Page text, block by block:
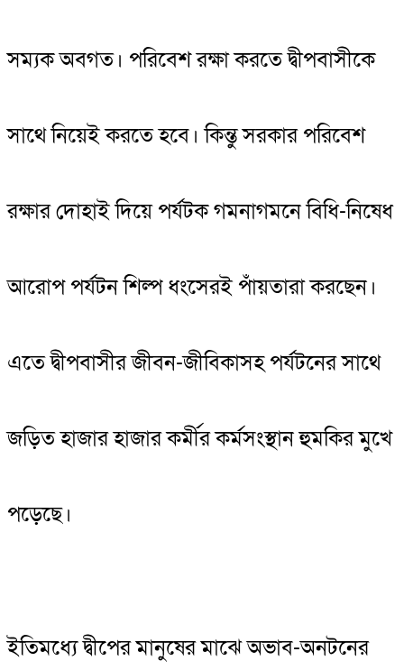
সম্যক অবগত। পরিবেশ রক্ষা করতে দ্বীপবাসীকে
সাথে নিয়েই করতে হবে। কিন্তু সরকার পরিবেশ
রক্ষার দোহাই দিয়ে পর্যটক গমনাগমনে বিধি-নিষেধ
আরোপ পর্যটন শিল্প ধংসেরই পাঁয়তারা করছেন।
এতে দ্বীপবাসীর জীবন-জীবিকাসহ পর্যটনের সাথে
জড়িত হাজার হাজার কর্মীর কর্মসংস্থান হুমকির মুখে
পড়েছে।
ইতিমধ্যে দ্বীপের মানুষের মাঝে অভাব-অনটনের